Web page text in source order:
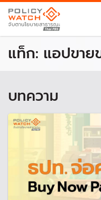
แท็ก: แอปขาย
บทความ